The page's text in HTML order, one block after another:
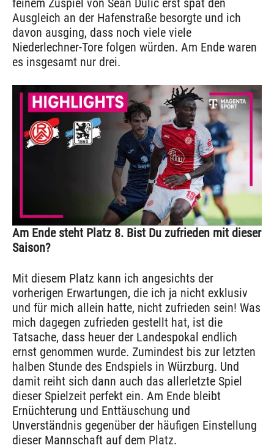
Ausgleich an der Hafenstraße besorgte und ich
davon ausging, dass noch viele viele
Niederlechner-Tore folgen würden. Am Ende waren
es insgesamt nur drei.
Am Ende steht Platz 8. Bist Du zufrieden mit dieser
Saison?
Mit diesem Platz kann ich angesichts der
vorherigen Erwartungen, die ich ja nicht exklusiv
und für mich allein hatte, nicht zufrieden sein! Was
mich dagegen zufrieden gestellt hat, ist die
Tatsache, dass heuer der Landespokal endlich
ernst genommen wurde. Zumindest bis zur letzten
halben Stunde des Endspiels in Würzburg. Und
damit reiht sich dann auch das allerletzte Spiel
dieser Spielzeit perfekt ein. Am Ende bleibt
Ernüchterung und Enttäuschung und
Unverständnis gegenüber der häufigen Einstellung
dieser Mannschaft auf dem Platz.